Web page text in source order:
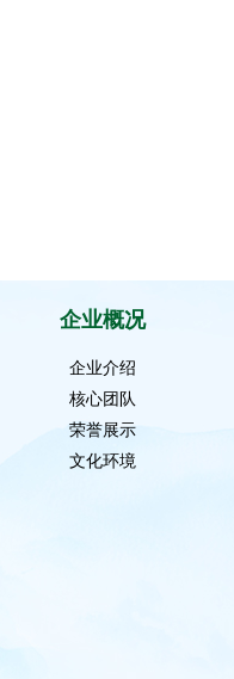
企业概况
企业介绍
核心团队
荣誉展示
文化环境